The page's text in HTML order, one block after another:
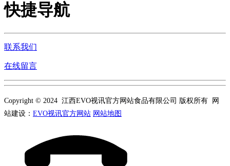
快捷导航
联系我们
在线留言
Copyright © 2024 江西EVO视讯官方网站食品有限公司 版权所有 网
站建设： EVO视讯官方网站 网站地图